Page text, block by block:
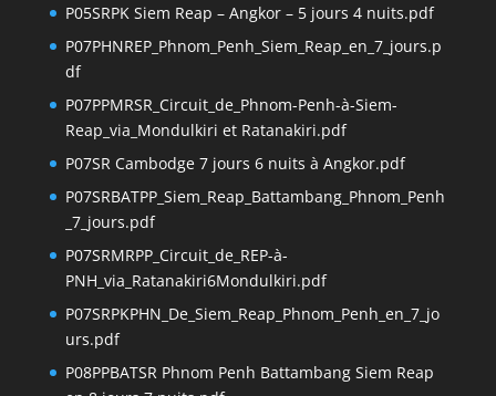
P05SRPK Siem Reap – Angkor – 5 jours 4 nuits.pdf
P07PHNREP_Phnom_Penh_Siem_Reap_en_7_jours.p
df
P07PPMRSR_Circuit_de_Phnom-Penh-à-Siem-
Reap_via_Mondulkiri et Ratanakiri.pdf
P07SR Cambodge 7 jours 6 nuits à Angkor.pdf
P07SRBATPP_Siem_Reap_Battambang_Phnom_Penh
_7_jours.pdf
P07SRMRPP_Circuit_de_REP-à-
PNH_via_Ratanakiri6Mondulkiri.pdf
P07SRPKPHN_De_Siem_Reap_Phnom_Penh_en_7_jo
urs.pdf
P08PPBATSR Phnom Penh Battambang Siem Reap